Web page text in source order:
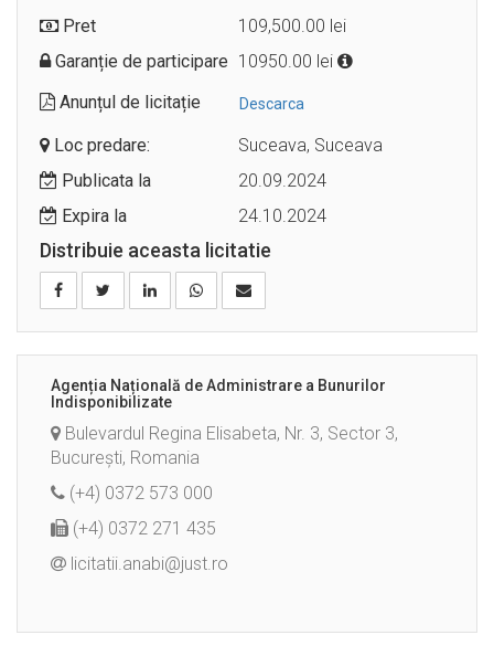
Pret
109,500.00 lei
Garanție de participare 10950.00 lei
Anunțul de licitație
Descarca
Loc predare:
Suceava, Suceava
Publicata la
20.09.2024
Expira la
24.10.2024
Distribuie aceasta licitatie
Agenția Națională de Administrare a Bunurilor
Indisponibilizate
Bulevardul Regina Elisabeta, Nr. 3, Sector 3,
București, Romania
(+4) 0372 573 000
(+4) 0372 271 435
licitatii.anabi@just.ro